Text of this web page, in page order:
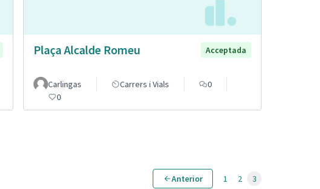
Plaça Alcalde Romeu Acceptada
Carlingas Carrers i Vials
0
0
Anterior 1 2 3